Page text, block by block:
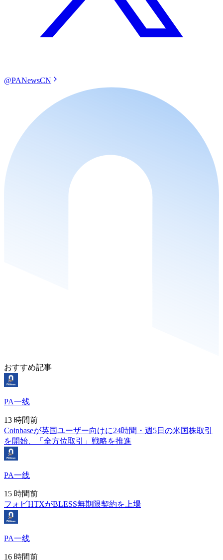
@PANewsCN
おすすめ記事
PA一线
13 時間前
Coinbaseが英国ユーザー向けに24時間・週5日の米国株取引
を開始、「全方位取引」戦略を推進
PA一线
15 時間前
フォビHTXがBLESS無期限契約を上場
PA一线
16 時間前